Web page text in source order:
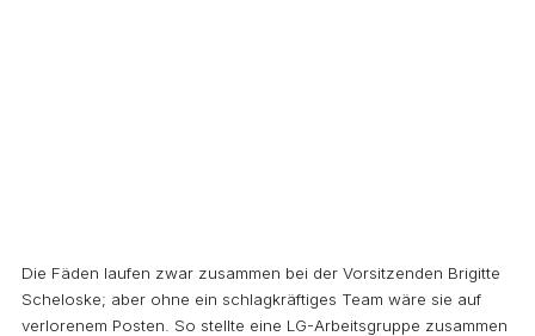
Die Fäden laufen zwar zusammen bei der Vorsitzenden Brigitte
Scheloske; aber ohne ein schlagkräftiges Team wäre sie auf
verlorenem Posten. So stellte eine LG-Arbeitsgruppe zusammen